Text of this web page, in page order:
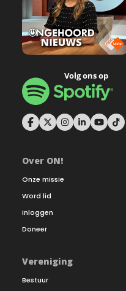
Over ON!
Onze missie
Word lid
Inloggen
Doneer
Vereniging
Bestuur